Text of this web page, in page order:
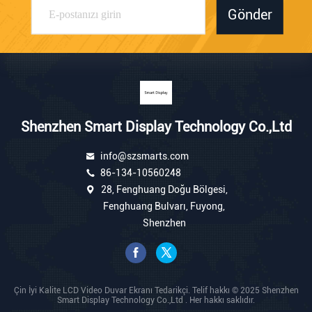
Gönder
Shenzhen Smart Display Technology Co.,Ltd
info@szsmarts.com
86-134-10560248
28, Fenghuang Doğu Bölgesi,
Fenghuang Bulvarı, Fuyong,
Shenzhen
Çin İyi Kalite LCD Video Duvar Ekranı Tedarikçi. Telif hakkı © 2025 Shenzhen
Smart Display Technology Co.,Ltd . Her hakkı saklıdır.